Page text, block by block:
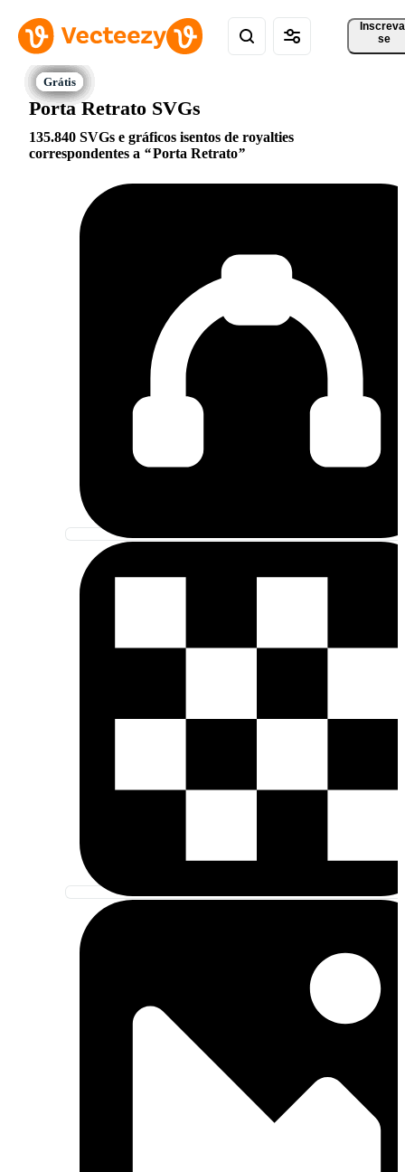
se
Porta Retrato SVGs
135.840 SVGs e gráficos isentos de royalties
correspondentes a
Porta Retrato